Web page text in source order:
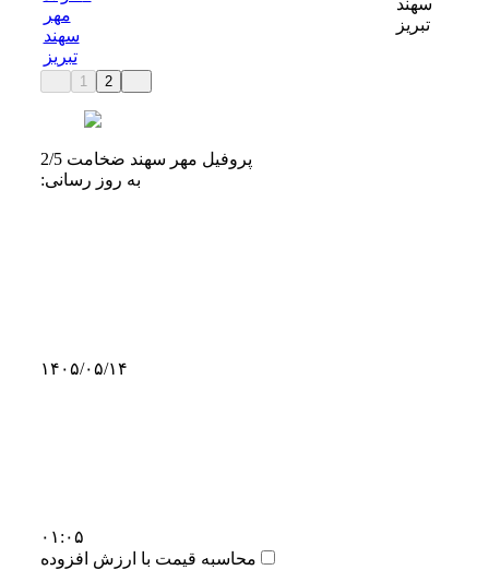
مهر
سهند
تبریز
تبریز
1 2
پروفیل مهر سهند ضخامت 2/5
به روز رسانی:
۱۴۰۵/۰۵/۱۴
۰۱:۰۵
محاسبه قیمت با ارزش افزوده